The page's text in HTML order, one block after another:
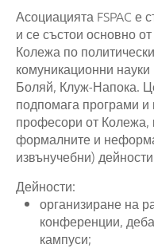
Асоциацията FSPAC е
и се състои основно
Колежа по
комуникационни
Боляй, Клуж-Напока.
подпомага програми и
професори от Колежа,
формалните и
извънучебни)
Дейности:
организиране на
конференции,
кампуси;